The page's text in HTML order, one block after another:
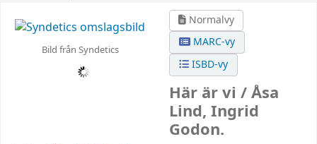
Bild från Syndetics
Normalvy
MARC-vy
ISBD-vy
Här är vi /Åsa
Lind, Ingrid
Godon.